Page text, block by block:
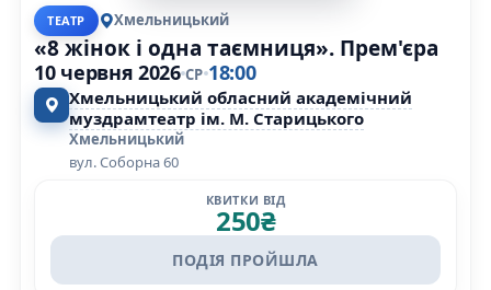
ТЕАТР Хмельницький
«8 жінок і одна таємниця». Прем'єра
10 червня 2026 СР 18:00
Хмельницький обласний академічний
муздрамтеатр ім. М. Старицького
Хмельницький
вул. Соборна 60
КВИТКИ ВІД
250₴
ПОДІЯ ПРОЙШЛА